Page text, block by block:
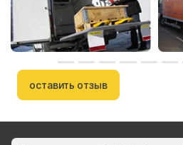
оставить отзыв